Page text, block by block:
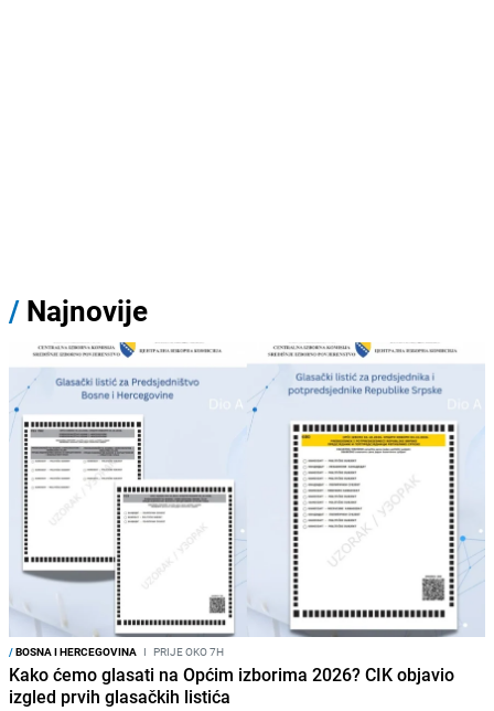
/ Najnovije
/BOSNA I HERCEGOVINA I PRIJE OKO 7H
Kako ćemo glasati na Općim izborima 2026? CIK objavio
izgled prvih glasačkih listića